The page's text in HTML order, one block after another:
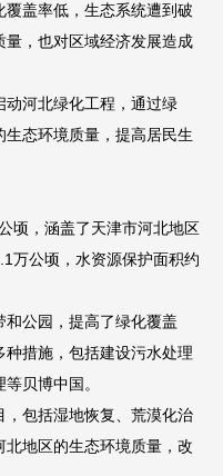
盖率低，生态系统遭到破
，也对区域经济发展造成
动河北绿化工程，通过绿
态环境质量，提高居民生
顷，涵盖了天津市河北地区
万公顷，水资源保护面积约
公园，提高了绿化覆盖
措施，包括建设污水处理
等贝博中国 。
，包括湿地恢复、荒漠化治
地区的生态环境质量，改